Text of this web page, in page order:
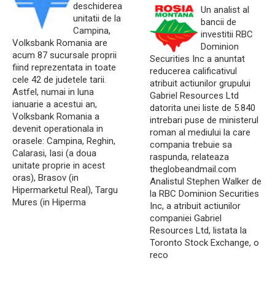
deschiderea
unitatii de la
Campina,
Volksbank Romania are
acum 87 sucursale proprii
fiind reprezentata in toate
cele 42 de judetele tarii.
Astfel, numai in luna
ianuarie a acestui an,
Volksbank Romania a
devenit operationala in
orasele: Campina, Reghin,
Calarasi, Iasi (a doua
unitate proprie in acest
oras), Brasov (in
Hipermarketul Real), Targu
Mures (in Hiperma
Un analist al
bancii de
investitii RBC
Dominion
Securities Inc a anuntat
reducerea calificativul
atribuit actiunilor grupului
Gabriel Resources Ltd
datorita unei liste de 5.840
intrebari puse de ministerul
roman al mediului la care
compania trebuie sa
raspunda, relateaza
theglobeandmail.com
Analistul Stephen Walker de
la RBC Dominion Securities
Inc, a atribuit actiunilor
companiei Gabriel
Resources Ltd, listata la
Toronto Stock Exchange, o
reco